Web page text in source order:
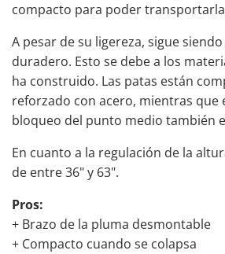
compacto para poder
A pesar de su ligereza, sigue
duradero. Esto se debe a los
ha construido. Las patas están
reforzado con acero, mientras que
bloqueo del punto medio también
En cuanto a la regulación de la
de entre 36" y 63".
Pros:
+ Brazo de la pluma desmontable
+ Compacto cuando se colapsa